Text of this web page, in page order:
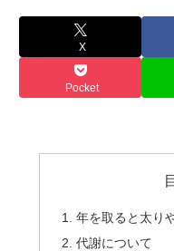
X
Pocket
年を取ると太り
代謝について